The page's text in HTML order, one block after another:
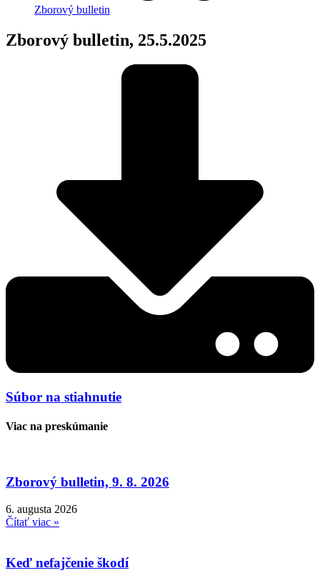
Zborový bulletin
Zborový bulletin, 25.5.2025
Súbor na stiahnutie
Viac na preskúmanie
Zborový bulletin, 9. 8. 2026
6. augusta 2026
Čítať viac »
Keď nefajčenie škodí